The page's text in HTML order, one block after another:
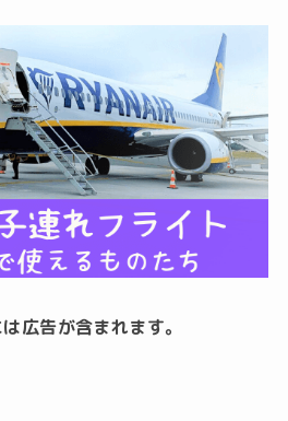
広告が含まれます。